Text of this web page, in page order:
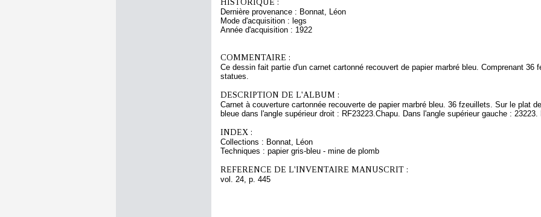
Dernière provenance : Bonnat, Léon
Mode d'acquisition : legs
Année d'acquisition : 1922
COMMENTAIRE :
Ce dessin fait partie d'un carnet cartonné recouvert de papier marbré bleu. Comprenant 36
statues.
DESCRIPTION DE L'ALBUM :
Carnet à couverture cartonnée recouverte de papier marbré bleu. 36 fzeuillets. Sur le plat
bleue dans l'angle supérieur droit : RF23223.Chapu. Dans l'angle supérieur gauche :
INDEX :
Collections : Bonnat, Léon
Techniques : papier gris-bleu - mine de plomb
REFERENCE DE L'INVENTAIRE MANUSCRIT :
vol. 24, p. 445